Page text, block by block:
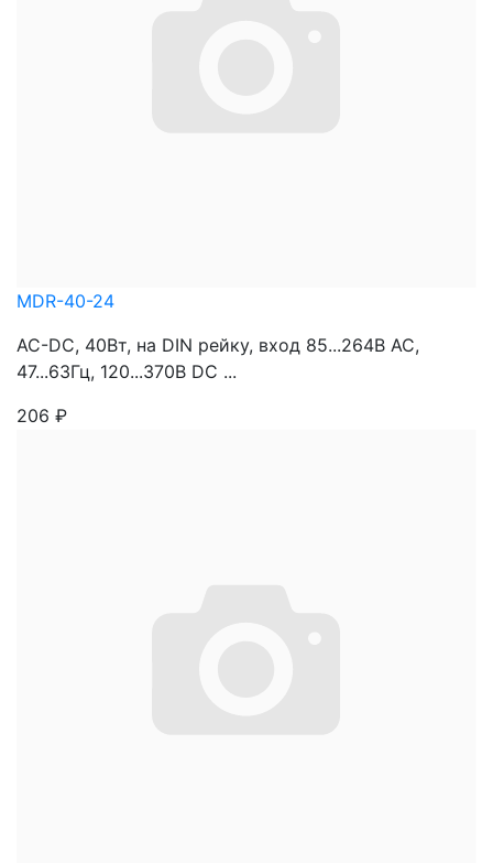
MDR-40-24
AC-DC, 40Вт, на DIN рейку, вход 85...264В AC,
47...63Гц, 120...370В DC ...
206 ₽